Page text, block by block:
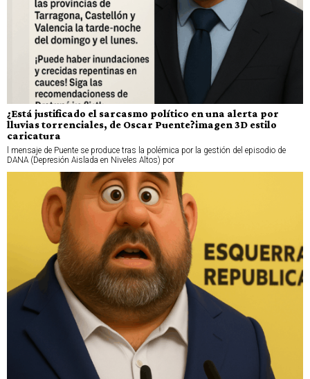
¿Está justificado el sarcasmo político en una alerta por
lluvias torrenciales, de Oscar Puente?imagen 3D estilo
caricatura
l mensaje de Puente se produce tras la polémica por la gestión del episodio de
DANA (Depresión Aislada en Niveles Altos) por